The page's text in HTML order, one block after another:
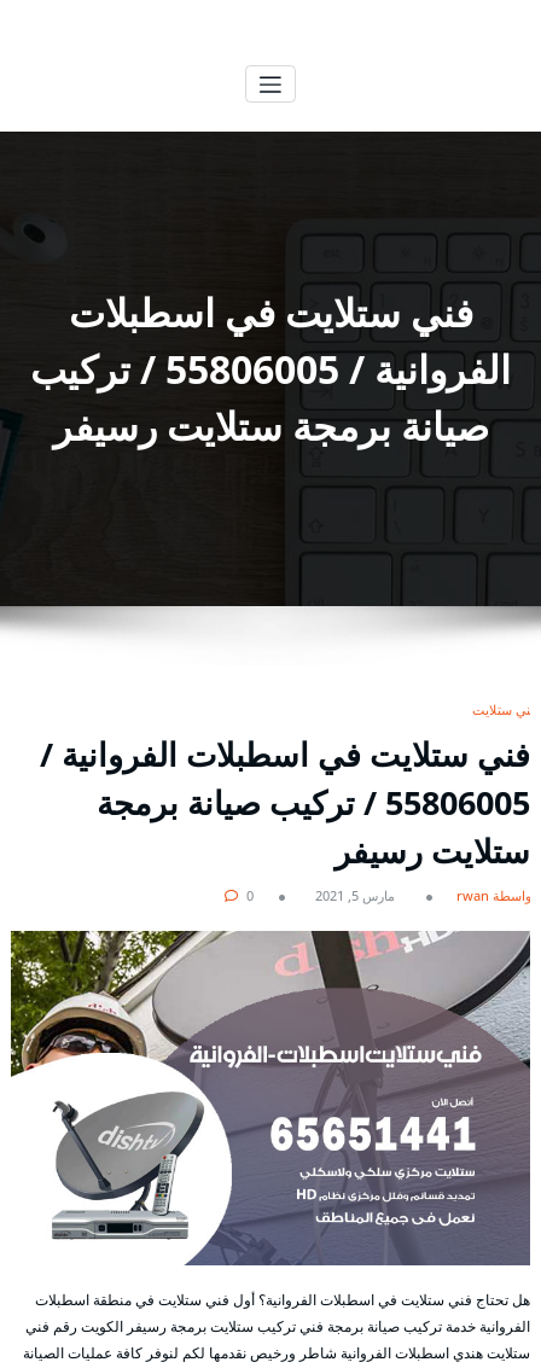
فني ستلايت في اسطبلات
الفروانية / 55806005 / تركيب
صيانة برمجة ستلايت رسيفر
فني ستلايت
فني ستلايت في اسطبلات الفروانية /
55806005 / تركيب صيانة برمجة
ستلايت رسيفر
بواسطة rwan مارس 5, 2021 0
هل تحتاج فني ستلايت في اسطبلات الفروانية؟ أول فني ستلايت في منطقة اسطبلات
الفروانية خدمة تركيب صيانة برمجة فني تركيب ستلايت برمجة رسيفر الكويت رقم فني
ستلايت هندي اسطبلات الفروانية شاطر ورخيص نقدمها لكم لنوفر كافة عمليات الصيانة